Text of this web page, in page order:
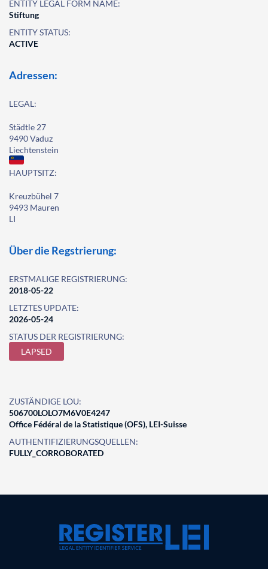
ENTITY LEGAL FORM NAME:
Stiftung
ENTITY STATUS:
ACTIVE
Adressen:
LEGAL:
Städtle 27
9490 Vaduz
Liechtenstein
HAUPTSITZ:
Kreuzbühel 7
9493 Mauren
LI
Über die Regstrierung:
ERSTMALIGE REGISTRIERUNG:
2018-05-22
LETZTES UPDATE:
2026-05-24
STATUS DER REGISTRIERUNG:
LAPSED
ZUSTÄNDIGE LOU:
506700LOLO7M6V0E4247
Office Fédéral de la Statistique (OFS), LEI-Suisse
AUTHENTIFIZIERUNGSQUELLEN:
FULLY_CORROBORATED